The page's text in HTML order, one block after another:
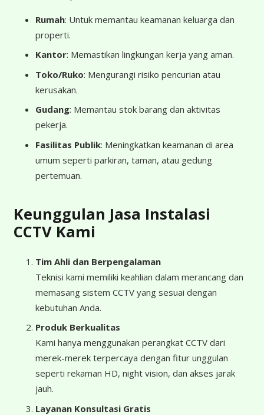
Rumah: Untuk memantau keamanan keluarga dan
properti.
Kantor: Memastikan lingkungan kerja yang aman.
Toko/Ruko: Mengurangi risiko pencurian atau
kerusakan.
Gudang: Memantau stok barang dan aktivitas
pekerja.
Fasilitas Publik: Meningkatkan keamanan di area
umum seperti parkiran, taman, atau gedung
pertemuan.
Keunggulan Jasa Instalasi
CCTV Kami
Tim Ahli dan Berpengalaman
Teknisi kami memiliki keahlian dalam merancang dan
memasang sistem CCTV yang sesuai dengan
kebutuhan Anda.
Produk Berkualitas
Kami hanya menggunakan perangkat CCTV dari
merek-merek terpercaya dengan fitur unggulan
seperti rekaman HD, night vision, dan akses jarak
jauh.
Layanan Konsultasi Gratis